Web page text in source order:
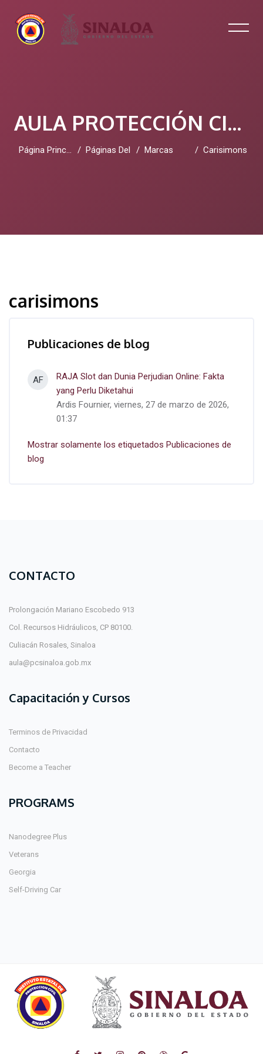
AULA PROTECCIÓN CIVIL SINALOA
Página Principal Páginas Del SitioMarcas Carisimons
carisimons
Publicaciones de blog
AF
RAJA Slot dan Dunia Perjudian Online: Fakta
yang Perlu Diketahui
Ardis Fournier, viernes, 27 de marzo de 2026,
01:37
Mostrar solamente los etiquetados Publicaciones de
blog
CONTACTO
Prolongación Mariano Escobedo 913
Col. Recursos Hidráulicos, CP 80100.
Culiacán Rosales, Sinaloa
aula@pcsinaloa.gob.mx
Capacitación y Cursos
Terminos de Privacidad
Contacto
Become a Teacher
PROGRAMS
Nanodegree Plus
Veterans
Georgia
Self-Driving Car